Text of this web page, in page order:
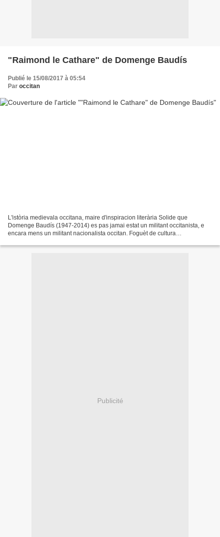
"Raimond le Cathare" de Domenge Baudís
Publié le 15/08/2017 à 05:54
Par occitan
L'istòria medievala occitana, maire d'inspiracion literària Solide que
Domenge Baudís (1947-2014) es pas jamai estat un militant occitanista, e
encara mens un militant nacionalista occitan. Foguèt de cultura
Publicité